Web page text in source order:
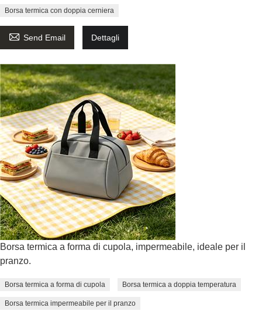
Borsa termica con doppia cerniera
 Send Email Dettagli
Borsa termica a forma di cupola, impermeabile, ideale per il
pranzo.
Borsa termica a forma di cupola Borsa termica a doppia temperatura
Borsa termica impermeabile per il pranzo